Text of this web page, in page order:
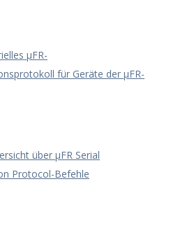
μFR-
für Geräte der μFR-
über μFR Serial
Protocol-Befehle